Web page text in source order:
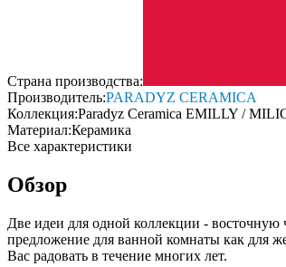
Страна производства:
Производитель:PARADYZ CERAMICA
Коллекция:Paradyz Ceramica EMILLY /
Материал:Керамика
Все характеристики
Обзор
Две идеи для одной коллекции - восточную
предложение для ванной комнаты как для
Вас радовать в течение многих лет.